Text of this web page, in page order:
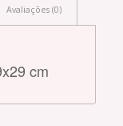
Avaliações (0)
cm